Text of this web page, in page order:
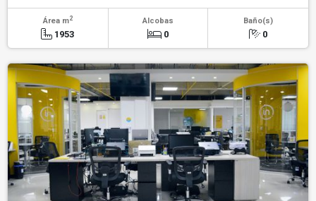
Área m2
1953
Alcobas
0
Baño(s)
0